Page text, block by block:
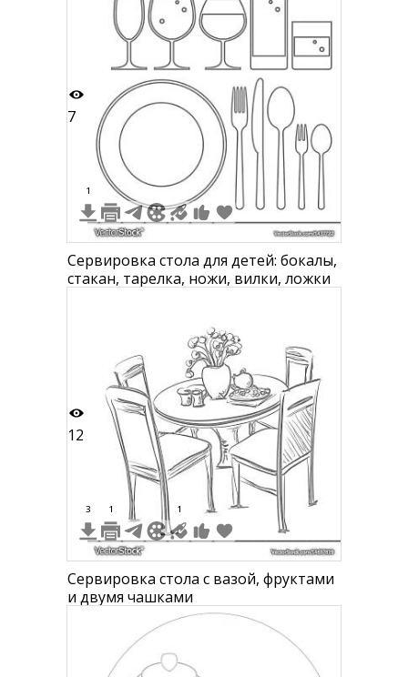
7
1
Сервировка стола для детей: бокалы,
стакан, тарелка, ножи, вилки, ложки
12
3 1 1
Сервировка стола с вазой, фруктами
и двумя чашками